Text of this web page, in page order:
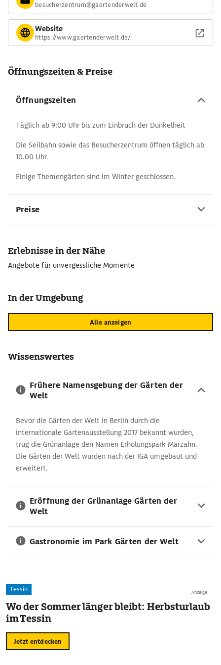
Weitere spannende Attraktionen der Gärten der Welt sind die
zahlreichen Spielplätze, die Seilbahn und die Natur-Bobbahn,
welche bei schönem Wetter eine perfekte Alternative zum
Alltag bieten. Außerdem gibt es noch Rallys und Führungen, bei
Konzerte und Events veranstaltet.
besucherzentrum@gaertenderwelt.de
Website
https://www.gaertenderwelt.de/
Öffnungszeiten & Preise
Öffnungszeiten
Täglich ab 9:00 Uhr bis zum Einbruch der Dunkelheit
Die Seilbahn sowie das Besucherzentrum öffnen täglich ab
10.00 Uhr.
Einige Themengärten sind im Winter geschlossen.
Preise
Erlebnisse in der Nähe
Angebote für unvergessliche Momente
In der Umgebung
Alle anzeigen
Wissenswertes
Frühere Namensgebung der Gärten der
Welt
Bevor die Gärten der Welt in Berlin durch die
internationale Gartenausstellung 2017 bekannt wurden,
trug die Grünanlage den Namen Erholungspark Marzahn.
Die Gärten der Welt wurden nach der IGA umgebaut und
erweitert.
Eröffnung der Grünanlage Gärten der
Welt
Gastronomie im Park Gärten der Welt
Anzeige
Tessin
Wo der Sommer länger bleibt: Herbsturlaub
im Tessin
Jetzt entdecken